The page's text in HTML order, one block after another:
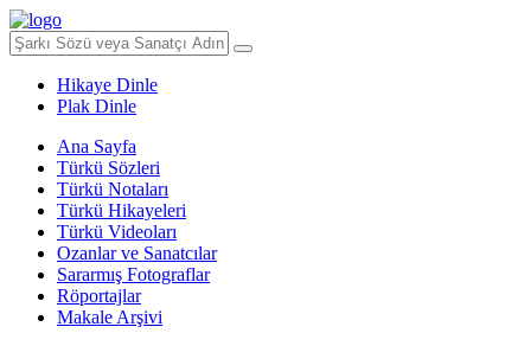
Hikaye Dinle
Plak Dinle
Ana Sayfa
Türkü Sözleri
Türkü Notaları
Türkü Hikayeleri
Türkü Videoları
Ozanlar ve Sanatcılar
Sararmış Fotograflar
Röportajlar
Makale Arşivi